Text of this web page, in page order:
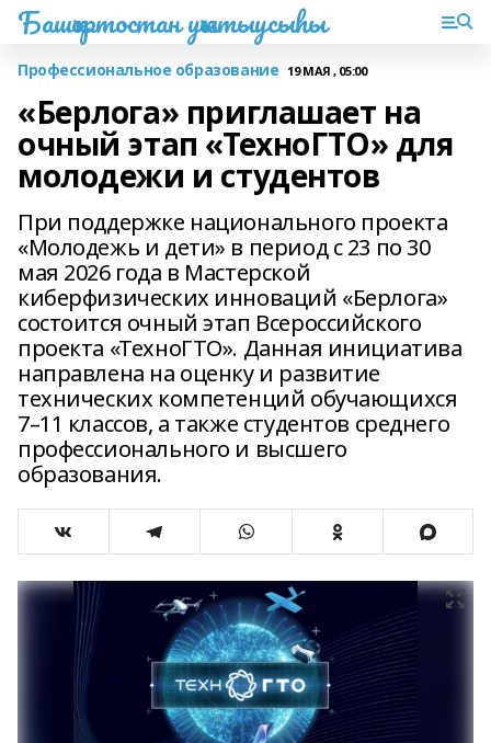
Башҡортостан уҡытыусыһы
Профессиональное образование 19 МАЯ , 05:00
«Берлога» приглашает на
очный этап «ТехноГТО» для
молодежи и студентов
При поддержке национального проекта
«Молодежь и дети» в период с 23 по 30
мая 2026 года в Мастерской
киберфизических инноваций «Берлога»
состоится очный этап Всероссийского
проекта «ТехноГТО». Данная инициатива
направлена на оценку и развитие
технических компетенций обучающихся
7–11 классов, а также студентов среднего
профессионального и высшего
образования.